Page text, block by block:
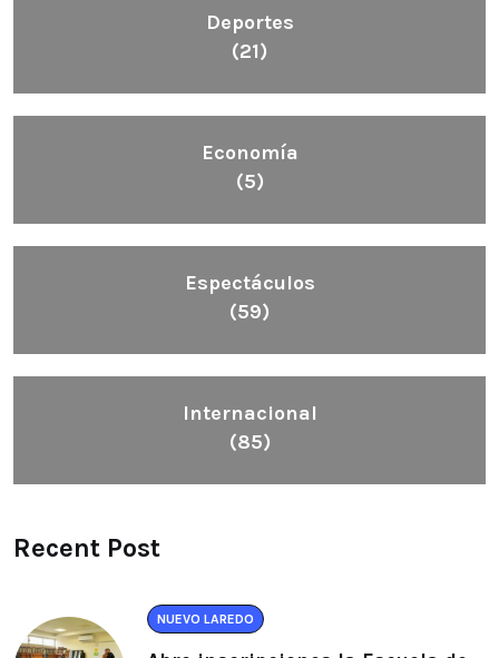
Deportes
(21)
Economía
(5)
Espectáculos
(59)
Internacional
(85)
Recent Post
NUEVO LAREDO